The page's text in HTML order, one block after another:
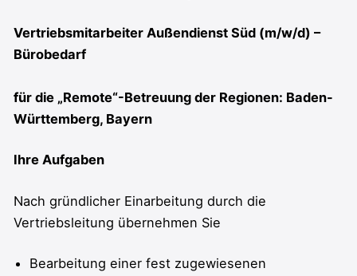
Vertriebsmitarbeiter Außendienst Süd (m/w/d) –
Bürobedarf
für die „Remote“-Betreuung der Regionen: Baden-
Württemberg, Bayern
Ihre Aufgaben
Nach gründlicher Einarbeitung durch die
Vertriebsleitung übernehmen Sie
Bearbeitung einer fest zugewiesenen